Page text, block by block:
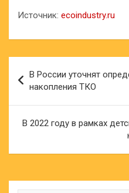
Источник: ecoindustry.ru
по
записям
В России уточнят
накопления ТКО
В 2022 году в рамках